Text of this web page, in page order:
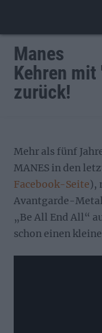
Manes
Kehren
zurück!
Mehr als fünf
MANES in den
Facebook-Seite),
Avantgarde-
„Be All End All“
schon einen